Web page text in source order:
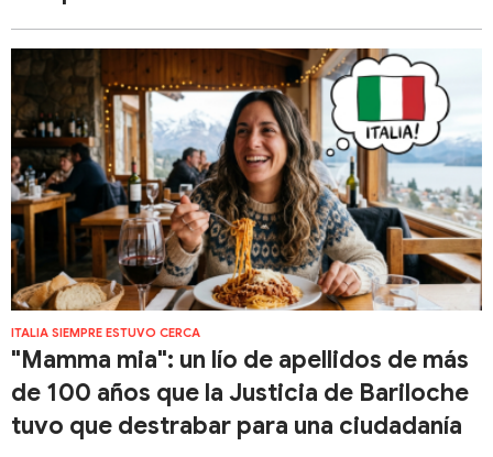
ITALIA SIEMPRE ESTUVO CERCA
"Mamma mia": un lío de apellidos de más
de 100 años que la Justicia de Bariloche
tuvo que destrabar para una ciudadanía